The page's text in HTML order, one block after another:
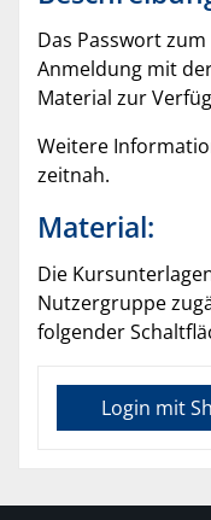
Das Passwort
Anmeldung mit
Material zur
Weitere
zeitnah.
Material:
Die
Nutzergruppe
folgender
Login mit